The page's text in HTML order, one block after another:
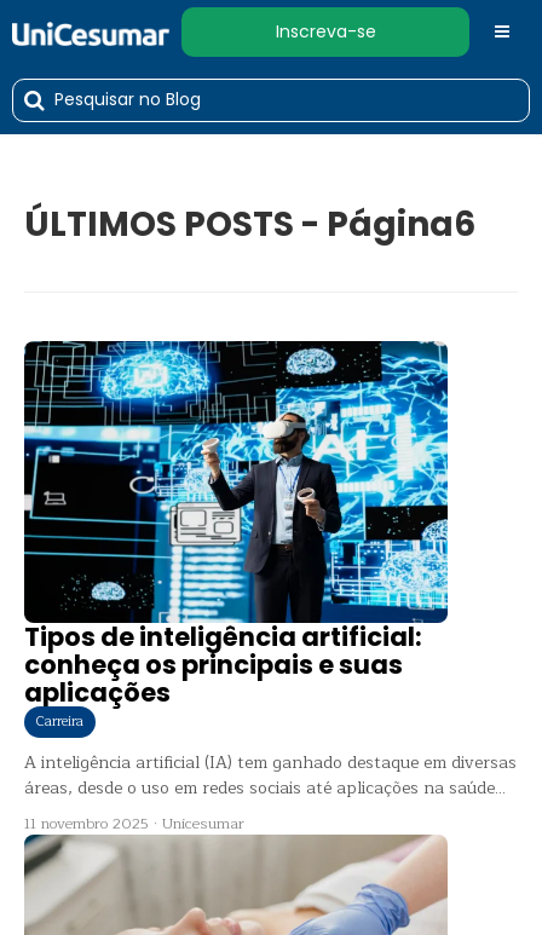
Inscreva-se
ÚLTIMOS POSTS - Página6
Tipos de inteligência artificial:
conheça os principais e suas
aplicações
Carreira
A inteligência artificial (IA) tem ganhado destaque em diversas
áreas, desde o uso em redes sociais até aplicações na saúde...
11 novembro 2025 · Unicesumar